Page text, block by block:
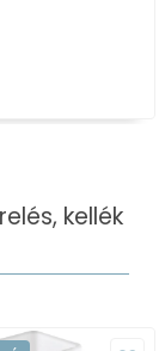
kellék